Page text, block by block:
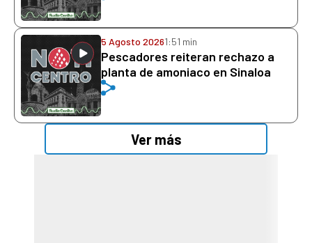
5 Agosto 20261:51 min
Pescadores reiteran rechazo a
planta de amoniaco en Sinaloa
Ver más